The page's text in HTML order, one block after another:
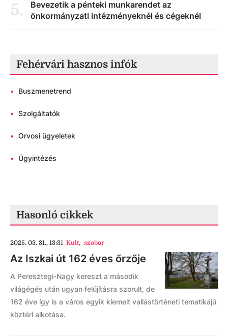
5.
Bevezetik a pénteki munkarendet az
önkormányzati intézményeknél és cégeknél
Fehérvári hasznos infók
• Buszmenetrend
• Szolgáltatók
• Orvosi ügyeletek
• Ügyintézés
Hasonló cikkek
2025. 03. 31., 13:31 Kult, szobor
Az Iszkai út 162 éves őrzője
A Peresztegi-Nagy kereszt a második
világégés után ugyan felújításra szorult, de
162 éve így is a város egyik kiemelt vallástörténeti tematikájú
köztéri alkotása.